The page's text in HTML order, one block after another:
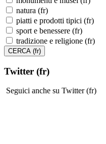
natura (fr)
piatti e prodotti tipici (fr)
sport e benessere (fr)
tradizione e religione (fr)
Twitter (fr)
Seguici anche su Twitter (fr)